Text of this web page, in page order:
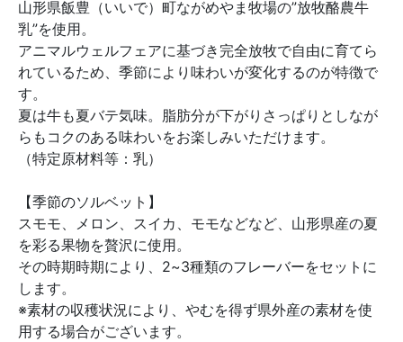
山形県飯豊（いいで）町ながめやま牧場の”放牧酪農牛
乳”を使用。
アニマルウェルフェアに基づき完全放牧で自由に育てら
れているため、季節により味わいが変化するのが特徴で
す。
夏は牛も夏バテ気味。脂肪分が下がりさっぱりとしなが
らもコクのある味わいをお楽しみいただけます。
（特定原材料等：乳）
【季節のソルベット】
スモモ、メロン、スイカ、モモなどなど、山形県産の夏
を彩る果物を贅沢に使用。
その時期時期により、2~3種類のフレーバーをセットに
します。
※素材の収穫状況により、やむを得ず県外産の素材を使
用する場合がございます。